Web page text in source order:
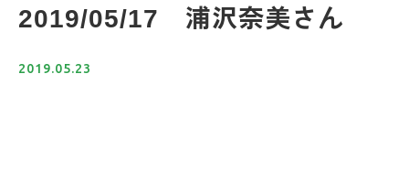
2019/05/17 浦沢奈美さん
2019.05.23